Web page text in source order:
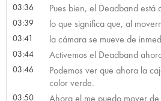
03:36 Pues bien, el Deadband está
03:39 lo que significa que, al
03:41 la cámara se mueve de
03:44 Activemos el Deadband
03:46
Podemos ver que ahora la
color verde.
03:50 Ahora el me puedo mover